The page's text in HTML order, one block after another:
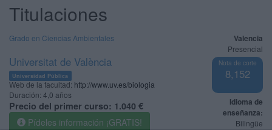
Titulaciones
Valencia
Presencial
Nota de corte
8,152
Idioma de
enseñanza:
Bilingüe
Grado en Ciencias Ambientales
Universitat de València
Universidad Pública
Web de la facultad: http://www.uv.es/biologia
Duración: 4,0 años
Precio del primer curso: 1.040 €
Pídeles información ¡GRATIS!